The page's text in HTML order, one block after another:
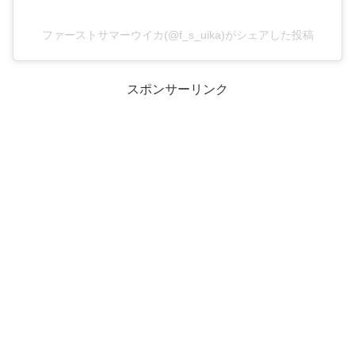
ファーストサマーウイカ(@f_s_uika)がシェアした投稿
スポンサーリンク